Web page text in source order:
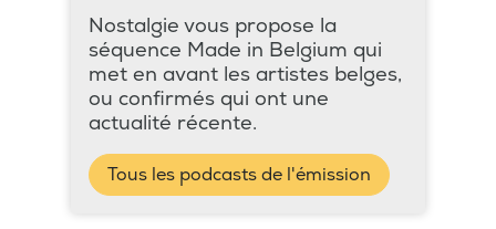
Nostalgie vous propose la
séquence Made in Belgium qui
met en avant les artistes belges,
ou confirmés qui ont une
actualité récente.
Tous les podcasts de l'émission